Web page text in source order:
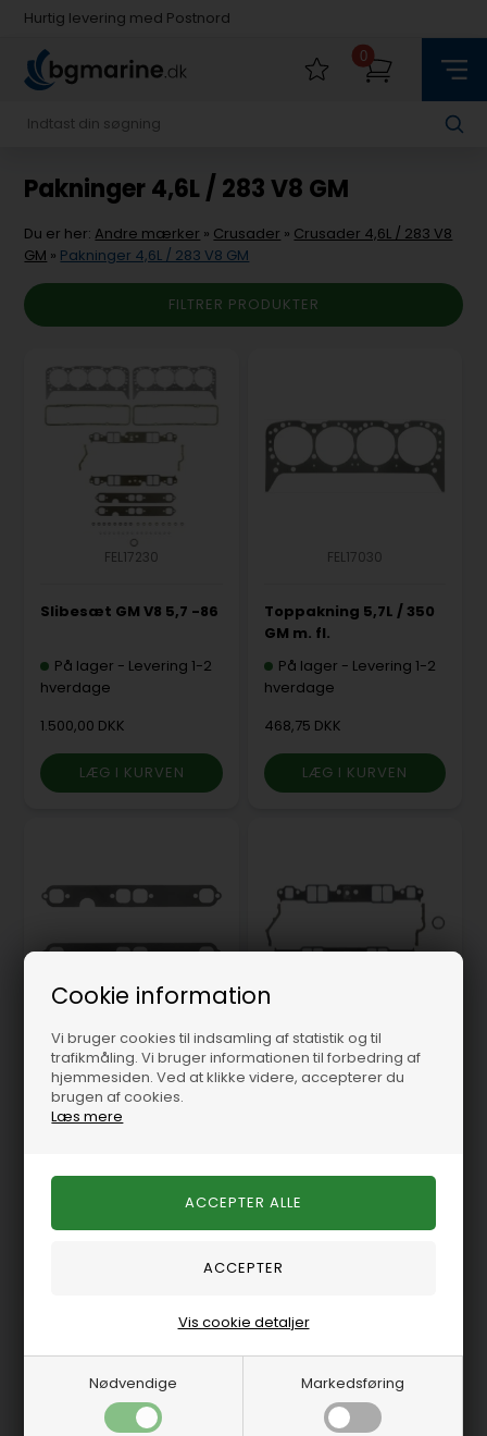
Cookie information
Vi bruger cookies til indsamling af statistik og til
trafikmåling. Vi bruger informationen til forbedring af
hjemmesiden. Ved at klikke videre, accepterer du
brugen af cookies.
Læs mere
Nødvendige Markedsføring
Vis cookie detaljer
Hurtig levering med Postnord
Hurtig levering med Postnord
0
Pakninger 4,6L / 283 V8 GM
Du er her: Andre mærker » Crusader » Crusader 4,6L / 283 V8
GM » Pakninger 4,6L / 283 V8 GM
FILTRER PRODUKTER
FEL17230
Slibesæt GM V8 5,7 -86
På lager - Levering 1-2
hverdage
1.500,00 DKK
FEL17030
Toppakning 5,7L / 350
GM m. fl.
På lager - Levering 1-2
hverdage
468,75 DKK
Udstødnings
pakninger GM 5,0/5,7
sæt med 2 stk.
hverdage
Indsugningspakninger
hverdage